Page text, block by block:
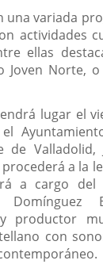
una variada
actividades
ellas
Joven Norte,
lugar el
de Valladolid,
a la
a cargo del
Domínguez
productor
con